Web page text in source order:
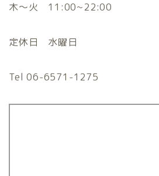
木〜火 11:00~22:00
定休日 水曜日
Tel 06-6571-1275